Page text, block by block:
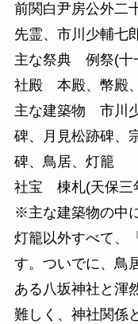
前関白尹房公外二
先霊、市川少輔七
主な祭典 例祭(十
社殿 本殿、幣殿
主な建築物 市川
碑、月見松跡碑、
碑、鳥居、灯籠
社宝 棟札(天保三
※主な建築物の中
灯籠以外すべて、
す。ついでに、鳥
ある八坂神社と渾
難しく、神社関係